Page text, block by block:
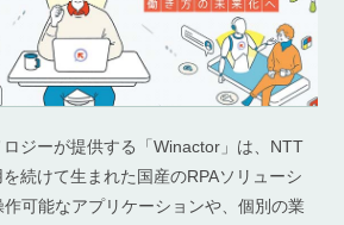
ジーが提供する「Winactor」は、NTT
続けて生まれた国産のRPAソリューシ
作可能なアプリケーションや、個別の業